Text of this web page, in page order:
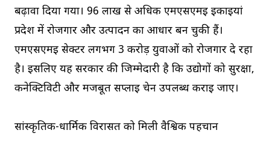
बढ़ावा दिया गया। 96 लाख से अधिक एमएसएमई इकाइयां
प्रदेश में रोजगार और उत्पादन का आधार बन चुकी हैं।
एमएसएमई सेक्टर लगभग 3 करोड़ युवाओं को रोजगार दे रहा
है। इसलिए यह सरकार की जिम्मेदारी है कि उद्योगों को सुरक्षा,
कनेक्टिविटी और मजबूत सप्लाई चेन उपलब्ध कराई जाए।
सांस्कृतिक-धार्मिक विरासत को मिली वैश्विक पहचान